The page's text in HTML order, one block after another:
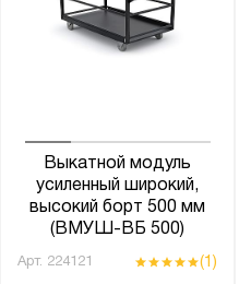
Выкатной модуль
усиленный широкий,
высокий борт 500 мм
(ВМУШ-ВБ 500)
Арт. 224121 (1)